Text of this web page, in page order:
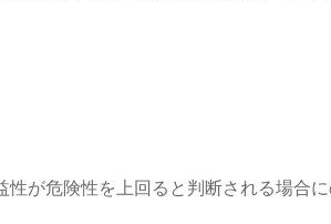
が危険性を上回ると判断される場合